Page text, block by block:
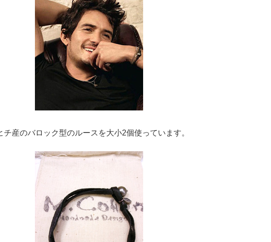
チ産のバロック型のルースを大小2個使っています。